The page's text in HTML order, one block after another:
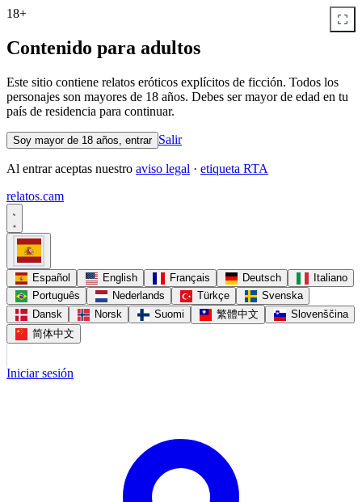
18+
Contenido para adultos
Este sitio contiene relatos eróticos explícitos de ficción. Todos los
personajes son mayores de 18 años. Debes ser mayor de edad en tu
país de residencia para continuar.
Soy mayor de 18 años, entrar Salir
Al entrar aceptas nuestro aviso legal · etiqueta RTA
relatos.cam
Español English Français Deutsch
Italiano
Português
Nederlands Türkçe
Svenska
Dansk
Norsk Suomi 繁體中文
Slovenščina
简体中文
Iniciar sesión